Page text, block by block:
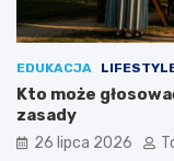
EDUKACJA
Kto może
zasady
26 lipca 2026